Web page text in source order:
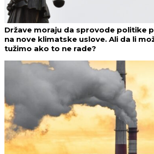
Države moraju da sprovode politike
na nove klimatske uslove. Ali da li
tužimo ako to ne rade?